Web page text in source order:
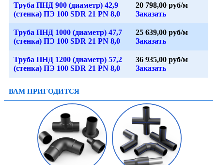
Труба ПНД 900 (диаметр) 42,9
(стенка) ПЭ 100 SDR 21 PN 8,0
20 798,00 руб/м
Заказать
Труба ПНД 1000 (диаметр) 47,7
(стенка) ПЭ 100 SDR 21 PN 8,0
25 639,00 руб/м
Заказать
Труба ПНД 1200 (диаметр) 57,2
(стенка) ПЭ 100 SDR 21 PN 8,0
36 935,00 руб/м
Заказать
ВАМ ПРИГОДИТСЯ